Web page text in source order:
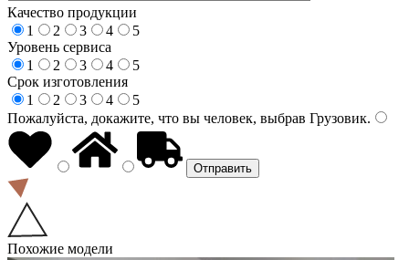
Качество продукции
1
2 3 4
5
Уровень сервиса
1
2 3 4
5
Срок изготовления
1
2 3 4
5
Пожалуйста, докажите, что вы человек, выбрав Грузовик.
Похожие модели